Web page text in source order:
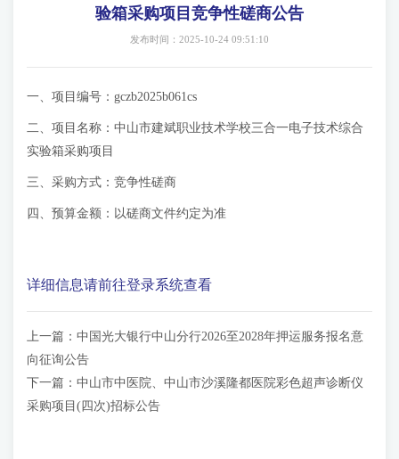
验箱采购项目竞争性磋商公告
发布时间：2025-10-24 09:51:10
一、项目编号：gczb2025b061cs
二、项目名称：中山市建斌职业技术学校三合一电子技术综合
实验箱采购项目
三、采购方式：竞争性磋商
四、预算金额：以磋商文件约定为准
详细信息请前往登录系统查看
上一篇： 中国光大银行中山分行2026至2028年押运服务报名意
向征询公告
下一篇： 中山市中医院、中山市沙溪隆都医院彩色超声诊断仪
采购项目(四次)招标公告